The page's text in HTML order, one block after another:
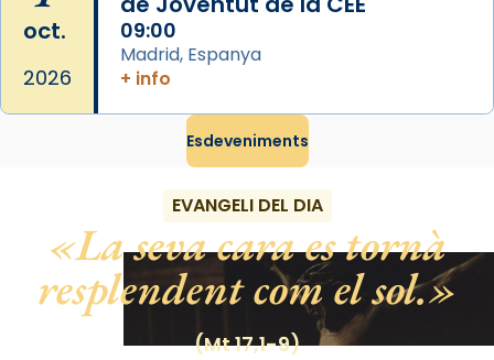
oct.
2026
09:00
Madrid, Espanya
+ info
Esdeveniments
EVANGELI DEL DIA
La seva cara es tornà
resplendent com el sol.
(Mt 17,1-9)